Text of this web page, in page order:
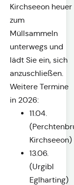
Kirchseeon heuer
zum
Müllsammeln
unterwegs und
lädt Sie ein, sich
anzuschließen.
Weitere Termine
in 2026:
11.04.
Kirchseeon)
13.06.
(Urgibl
Eglharting)